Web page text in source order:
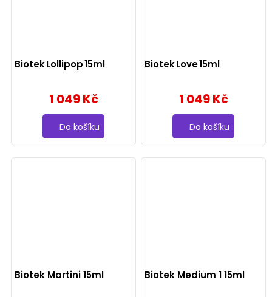
Biotek Lollipop 15ml
1 049 Kč
Do košíku
Biotek Love 15ml
1 049 Kč
Do košíku
Biotek Martini 15ml Biotek Medium 1 15ml